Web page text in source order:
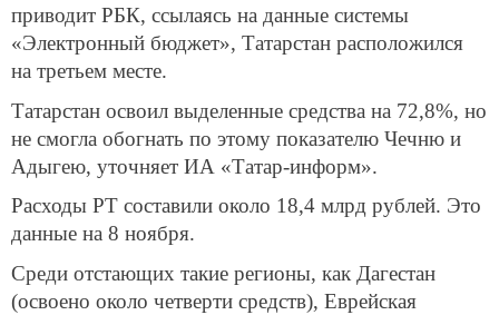
приводит РБК, ссылаясь на данные системы
«Электронный бюджет», Татарстан расположился
на третьем месте.
Татарстан освоил выделенные средства на 72,8%, но
не смогла обогнать по этому показателю Чечню и
Адыгею, уточняет ИА «Татар-информ».
Расходы РТ составили около 18,4 млрд рублей. Это
данные на 8 ноября.
Среди отстающих такие регионы, как Дагестан
(освоено около четверти средств), Еврейская